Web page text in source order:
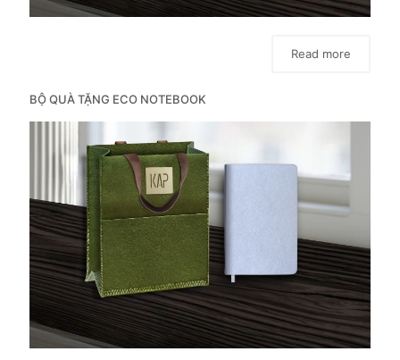
Read more
BỘ QUÀ TẶNG ECO NOTEBOOK